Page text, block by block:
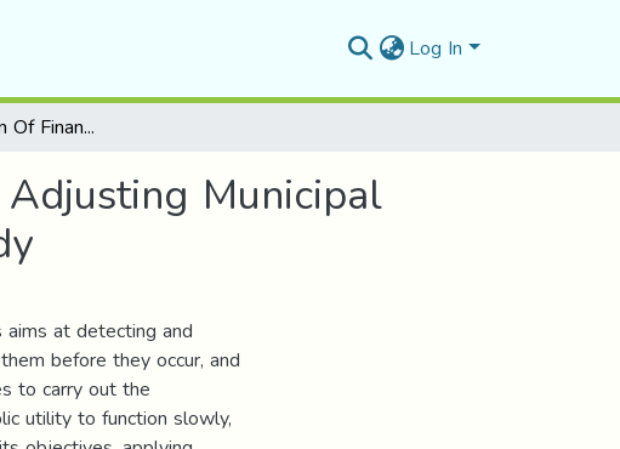
Log In
- The Contribution Of Financial Pre-control In Adjusting Municipal Expenditures - An Analytical And Critical Study
Municipal
at detecting and
before they occur, and
to carry out the
utility to function slowly,